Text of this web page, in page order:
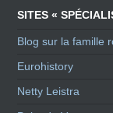
SITES «
Blog sur la famille
Eurohistory
Netty Leistra